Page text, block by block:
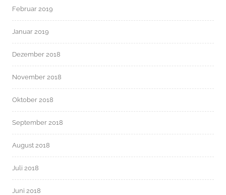
Februar 2019
Januar 2019
Dezember 2018
November 2018
Oktober 2018
September 2018
August 2018
Juli 2018
Juni 2018